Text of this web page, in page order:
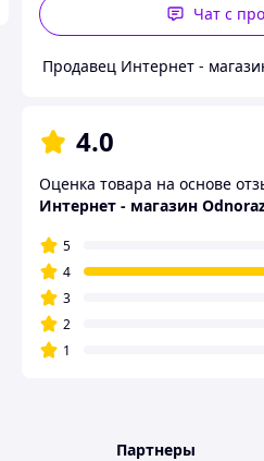
Чат с
Продавец Интернет -
4.0
Оценка товара на основе
Интернет - магазин
5
4
3
2
1
Партнеры